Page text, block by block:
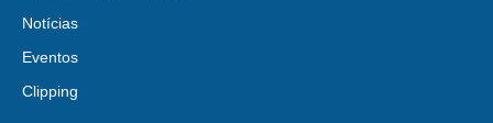
Notícias
Eventos
Clipping